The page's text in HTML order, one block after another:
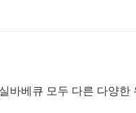
바베큐 모두 다른 다양한